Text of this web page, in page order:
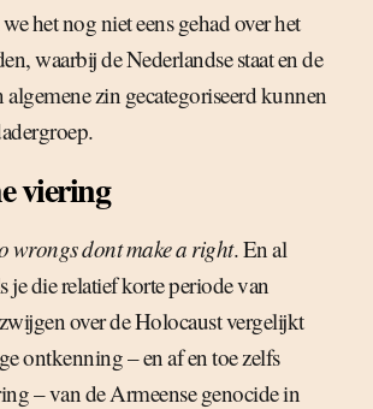
het nog niet eens gehad over het
waarbij de Nederlandse staat en de
zin gecategoriseerd kunnen
viering
wrongs dont make a right. En al
je die relatief korte periode van
over de Holocaust vergelijkt
ontkenning – en af en toe zelfs
– van de Armeense genocide in